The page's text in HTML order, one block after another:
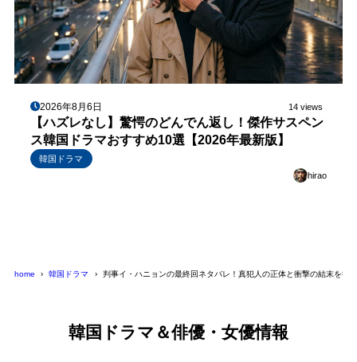
2026年8月6日 14 views
【ハズレなし】驚愕のどんでん返し！傑作サスペン
ス韓国ドラマおすすめ10選【2026年最新版】
韓国ドラマ
hirao
home 韓国ドラマ 判事イ・ハニョンの最終回ネタバレ！真犯人の正体と衝撃の結末を徹
韓国ドラマ＆俳優・女優情報